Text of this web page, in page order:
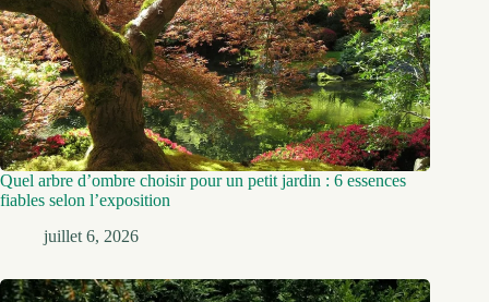
Quel arbre d’ombre choisir pour un petit jardin : 6 essences
fiables selon l’exposition
juillet 6, 2026